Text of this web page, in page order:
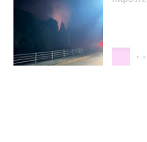
・-